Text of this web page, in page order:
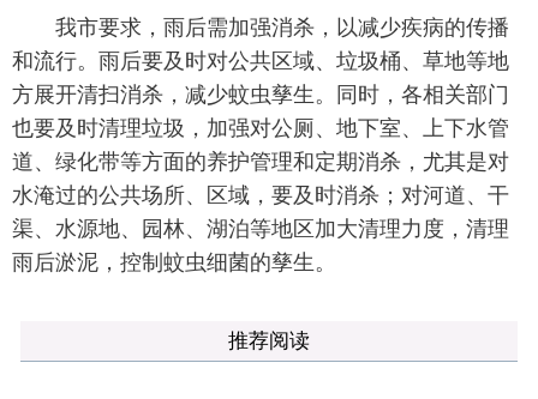
我市要求，雨后需加强消杀，以减少疾病的传播
和流行。雨后要及时对公共区域、垃圾桶、草地等地
方展开清扫消杀，减少蚊虫孳生。同时，各相关部门
也要及时清理垃圾，加强对公厕、地下室、上下水管
道、绿化带等方面的养护管理和定期消杀，尤其是对
水淹过的公共场所、区域，要及时消杀；对河道、干
渠、水源地、园林、湖泊等地区加大清理力度，清理
雨后淤泥，控制蚊虫细菌的孳生。
推荐阅读